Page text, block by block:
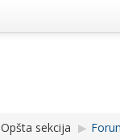
Opšta sekcija ▶︎